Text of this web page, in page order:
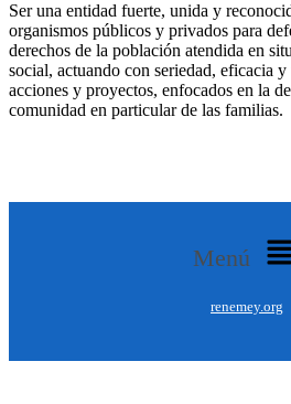
Ser una entidad fuerte, unida y
organismos públicos y privados para
derechos de la población atendida en
social, actuando con seriedad, eficacia
acciones y proyectos, enfocados en la
comunidad en particular de las familias.
Menú
renemey.org